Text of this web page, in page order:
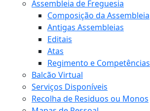
Assembleia de Freguesia
Composição da Assembleia
Antigas Assembleias
Editais
Atas
Regimento e Competências
Balcão Virtual
Serviços Disponíveis
Recolha de Residuos ou Monos